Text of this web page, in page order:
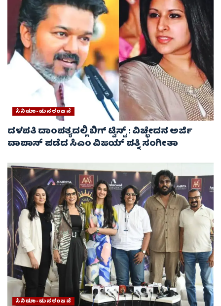
ಸಿನಿಮಾ-ಮನರಂಜನೆ
ದಳಪತಿ ದಾಂಪತ್ಯದಲ್ಲಿ ಬಿಗ್ ಟ್ವಿಸ್ಟ್ : ವಿಚ್ಛೇದನ ಅರ್ಜಿ
ವಾಪಾಸ್‌ ಪಡೆದ ಸಿಎಂ ವಿಜಯ್ ಪತ್ನಿ ಸಂಗೀತಾ‌
ಸಿನಿಮಾ-ಮನರಂಜನೆ